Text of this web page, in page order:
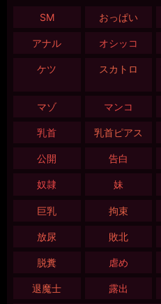
SM おっぱい
アナル オシッコ
ケツ スカトロ
マゾ マンコ
乳首 乳首ピアス
公開 告白
奴隷 妹
巨乳 拘束
放尿 敗北
脱糞 虐め
退魔士 露出